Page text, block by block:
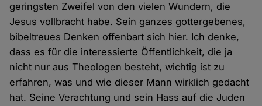
geringsten Zweifel von den vielen Wundern, die
Jesus vollbracht habe. Sein ganzes gottergebenes,
bibeltreues Denken offenbart sich hier. Ich denke,
dass es für die interessierte Öffentlichkeit, die ja
nicht nur aus Theologen besteht, wichtig ist zu
erfahren, was und wie dieser Mann wirklich gedacht
hat. Seine Verachtung und sein Hass auf die Juden